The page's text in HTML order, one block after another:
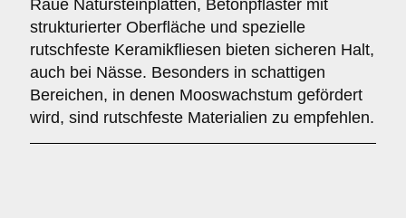
Raue Natursteinplatten, Betonpflaster mit
strukturierter Oberfläche und spezielle
rutschfeste Keramikfliesen bieten sicheren Halt,
auch bei Nässe. Besonders in schattigen
Bereichen, in denen Mooswachstum gefördert
wird, sind rutschfeste Materialien zu empfehlen.